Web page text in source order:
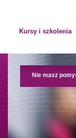
Kursy i szkolenia
Nie masz